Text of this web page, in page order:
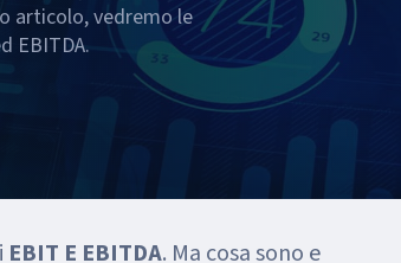
articolo, vedremo le
EBITDA.
EBIT E EBITDA. Ma cosa sono e